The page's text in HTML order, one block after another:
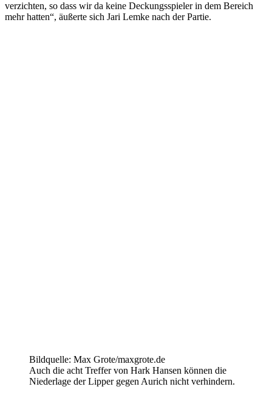
verzichten, so dass wir da keine Deckungsspieler in dem Bereich
mehr hatten“, äußerte sich Jari Lemke nach der Partie.
Bildquelle: Max Grote/maxgrote.de
Auch die acht Treffer von Hark Hansen können die
Niederlage der Lipper gegen Aurich nicht verhindern.